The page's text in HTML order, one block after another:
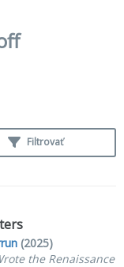
Filtrovať
(2025)
the Renaissance